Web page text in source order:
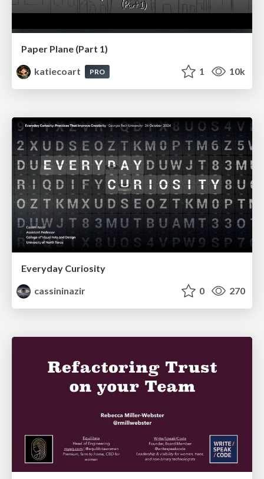
Paper Plane (Part 1)
katiecoart
PRO 1 10k
Everyday Curiosity
cassininazir
0 270